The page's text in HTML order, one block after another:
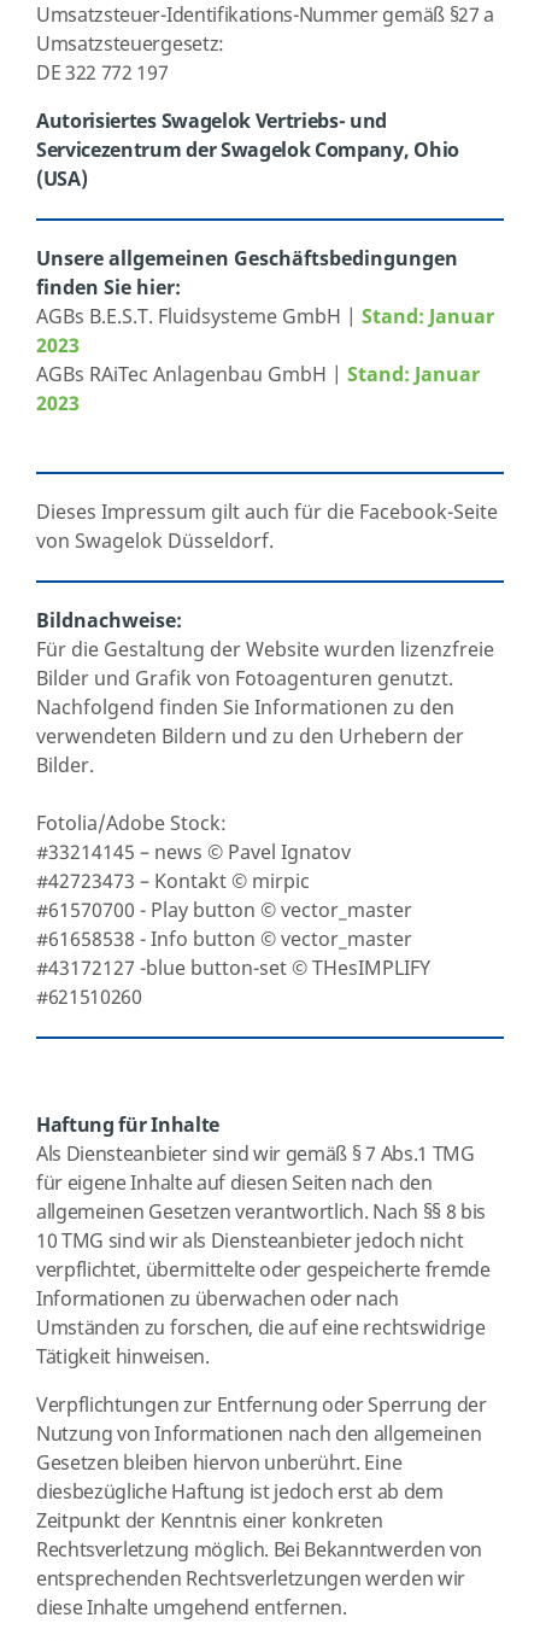
Umsatzsteuer-Identifikations-Nummer gemäß §27 a
Umsatzsteuergesetz:
DE 322 772 197
Autorisiertes Swagelok Vertriebs- und
Servicezentrum der Swagelok Company, Ohio
(USA)
Unsere allgemeinen Geschäftsbedingungen
finden Sie hier:
AGBs B.E.S.T. Fluidsysteme GmbH | Stand: Januar
2023
AGBs RAiTec Anlagenbau GmbH | Stand: Januar
2023
Dieses Impressum gilt auch für die Facebook-Seite
von Swagelok Düsseldorf.
Bildnachweise:
Für die Gestaltung der Website wurden lizenzfreie
Bilder und Grafik von Fotoagenturen genutzt.
Nachfolgend finden Sie Informationen zu den
verwendeten Bildern und zu den Urhebern der
Bilder.
Fotolia/Adobe Stock:
#33214145 – news © Pavel Ignatov
#42723473 – Kontakt © mirpic
#61570700 - Play button © vector_master
#61658538 - Info button © vector_master
#43172127 -blue button-set © THesIMPLIFY
#621510260
Haftung für Inhalte
Als Diensteanbieter sind wir gemäß § 7 Abs.1 TMG
für eigene Inhalte auf diesen Seiten nach den
allgemeinen Gesetzen verantwortlich. Nach §§ 8 bis
10 TMG sind wir als Diensteanbieter jedoch nicht
verpflichtet, übermittelte oder gespeicherte fremde
Informationen zu überwachen oder nach
Umständen zu forschen, die auf eine rechtswidrige
Tätigkeit hinweisen.
Verpflichtungen zur Entfernung oder Sperrung der
Nutzung von Informationen nach den allgemeinen
Gesetzen bleiben hiervon unberührt. Eine
diesbezügliche Haftung ist jedoch erst ab dem
Zeitpunkt der Kenntnis einer konkreten
Rechtsverletzung möglich. Bei Bekanntwerden von
entsprechenden Rechtsverletzungen werden wir
diese Inhalte umgehend entfernen.